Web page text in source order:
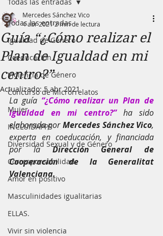
Todas las entradas
Igualdad de Género
Coeducación
Violencia de Género
Concurso de Microrrelatos
Mujer
INCLUIDAPPS
Diversidad Sexual y de Género
Corresponsabilidad
Amor en positivo
Masculinidades igualitarias
ELLAS.
Vivir sin violencia
Guía “¿Cómo realizar el
Plan de Igualdad en mi
centro?”
Mercedes Sánchez Vico
4 abr 2021 2 min de lectura
Actualizado:5 abr 2021
La guía “¿Cómo realizar un Plan de
Igualdad en mi centro?” ha sido
elaborada por Mercedes Sánchez Vico,
experta en coeducación, y financiada
por la Dirección General de
Cooperación de la Generalitat
Valenciana.